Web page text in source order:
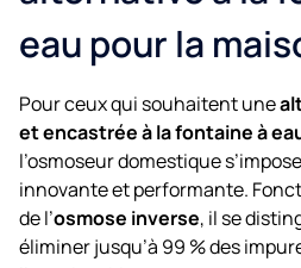
eau pour la
Pour ceux qui souhaitent une
et encastrée à la fontaine à
l’osmoseur domestique
innovante et performante.
de l’osmose inverse, il se
éliminer jusqu’à 99 % des